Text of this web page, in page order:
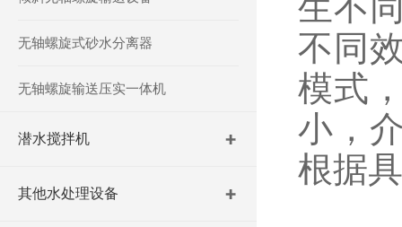
无轴螺旋式砂水分离器
无轴螺旋输送压实一体机
潜水搅拌机
其他水处理设备
不同
模式
小，
根据